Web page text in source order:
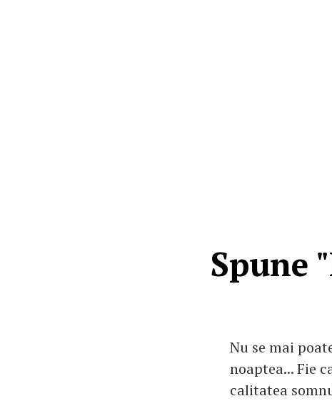
Spune
Nu se mai
noaptea... Fie
calitatea